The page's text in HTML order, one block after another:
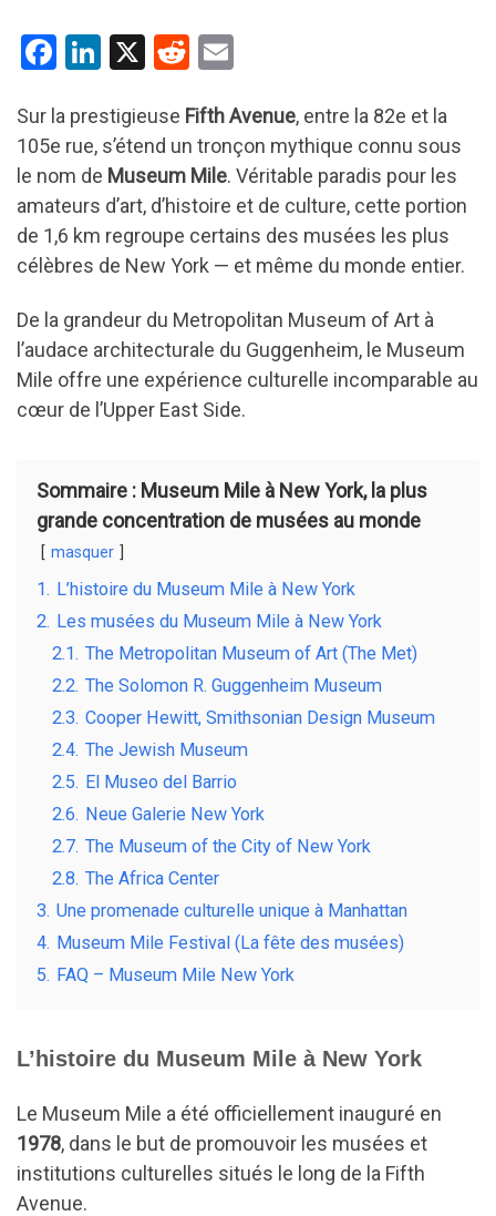
F
ce
b
o
o
k
Li
ke
dI
n
X
R
d
di
t
ail
Sur la prestigieuse Fifth Avenue, entre la 82e et la
105e rue, s’étend un tronçon mythique connu sous
le nom de Museum Mile. Véritable paradis pour les
amateurs d’art, d’histoire et de culture, cette portion
de 1,6 km regroupe certains des musées les plus
célèbres de New York — et même du monde entier.
De la grandeur du Metropolitan Museum of Art à
l’audace architecturale du Guggenheim, le Museum
Mile offre une expérience culturelle incomparable au
cœur de l’Upper East Side.
Sommaire : Museum Mile à New York, la plus
grande concentration de musées au monde
masquer
1. L’histoire du Museum Mile à New York
2. Les musées du Museum Mile à New York
2.1. The Metropolitan Museum of Art (The Met)
2.2. The Solomon R. Guggenheim Museum
2.3. Cooper Hewitt, Smithsonian Design Museum
2.4. The Jewish Museum
2.5. El Museo del Barrio
2.6. Neue Galerie New York
2.7. The Museum of the City of New York
2.8. The Africa Center
3. Une promenade culturelle unique à Manhattan
4. Museum Mile Festival (La fête des musées)
5. FAQ – Museum Mile New York
L’histoire du Museum Mile à New York
Le Museum Mile a été officiellement inauguré en
1978, dans le but de promouvoir les musées et
institutions culturelles situés le long de la Fifth
Avenue.